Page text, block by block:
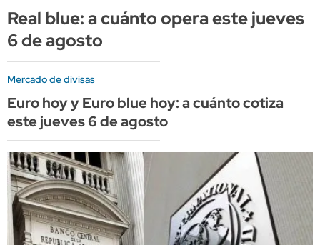
Real blue: a cuánto opera este jueves
6 de agosto
Mercado de divisas
Euro hoy y Euro blue hoy: a cuánto cotiza
este jueves 6 de agosto